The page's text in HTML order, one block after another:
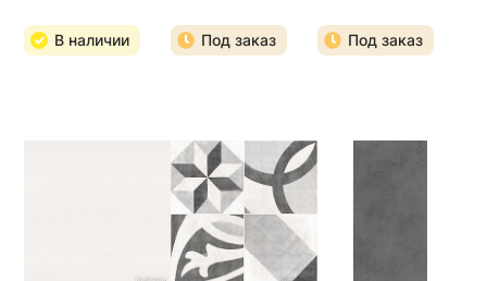
В наличии Под заказ Под заказ